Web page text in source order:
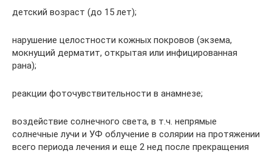
детский возраст (до 15 лет);
нарушение целостности кожных покровов (экзема,
мокнущий дерматит, открытая или инфицированная
рана);
реакции фоточувствительности в анамнезе;
воздействие солнечного света, в т.ч. непрямые
солнечные лучи и УФ облучение в солярии на протяжении
всего периода лечения и еще 2 нед после прекращения